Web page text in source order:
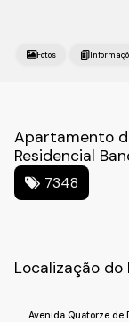
Fotos
Apartamento
Residencial
7348
Localização do
Avenida Quatorze de